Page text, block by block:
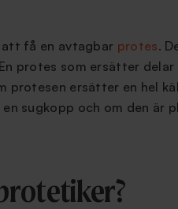
att få en avtagbar protes.
protes som ersätter delar
protesen ersätter en hel
sugkopp och om den är